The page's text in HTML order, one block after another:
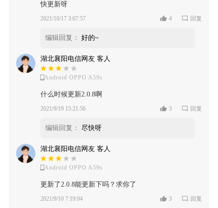
快更新呀
2021/10/17 3:07:57 4 回复
编辑回复： 好的~
湖北襄阳电信网友 客人
Android OPPO A59s
什么时候更新2.0.8啊
2021/9/19 15:21:56 3 回复
编辑回复： 尽快呀
湖北襄阳电信网友 客人
Android OPPO A59s
更新了2.0.8能更新下吗？求你了
2021/9/10 7:19:04 3 回复